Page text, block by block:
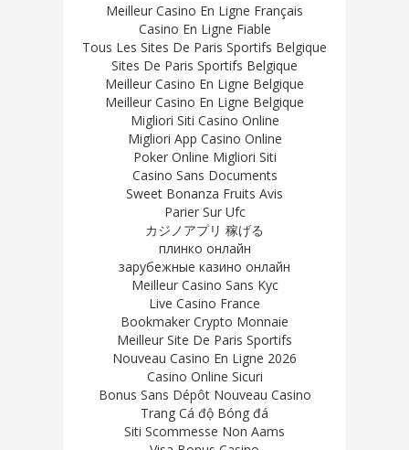
Meilleur Casino En Ligne Français
Casino En Ligne Fiable
Tous Les Sites De Paris Sportifs Belgique
Sites De Paris Sportifs Belgique
Meilleur Casino En Ligne Belgique
Meilleur Casino En Ligne Belgique
Migliori Siti Casino Online
Migliori App Casino Online
Poker Online Migliori Siti
Casino Sans Documents
Sweet Bonanza Fruits Avis
Parier Sur Ufc
カジノアプリ 稼げる
плинко онлайн
зарубежные казино онлайн
Meilleur Casino Sans Kyc
Live Casino France
Bookmaker Crypto Monnaie
Meilleur Site De Paris Sportifs
Nouveau Casino En Ligne 2026
Casino Online Sicuri
Bonus Sans Dépôt Nouveau Casino
Trang Cá độ Bóng đá
Siti Scommesse Non Aams